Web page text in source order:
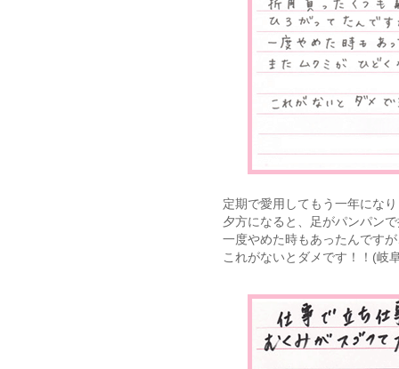
定期で愛用してもう一年にな
夕方になると、足がパンパン
一度やめた時もあったんです
これがないとダメです！！(